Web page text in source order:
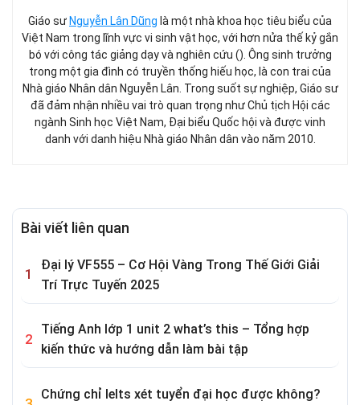
Giáo sư Nguyễn Lân Dũng là một nhà khoa học tiêu biểu của
Việt Nam trong lĩnh vực vi sinh vật học, với hơn nửa thế kỷ gắn
bó với công tác giảng dạy và nghiên cứu (). Ông sinh trưởng
trong một gia đình có truyền thống hiếu học, là con trai của
Nhà giáo Nhân dân Nguyễn Lân. Trong suốt sự nghiệp, Giáo sư
đã đảm nhận nhiều vai trò quan trọng như Chủ tịch Hội các
ngành Sinh học Việt Nam, Đại biểu Quốc hội và được vinh
danh với danh hiệu Nhà giáo Nhân dân vào năm 2010.
Bài viết liên quan
Đại lý VF555 – Cơ Hội Vàng Trong Thế Giới Giải
Trí Trực Tuyến 2025
Tiếng Anh lớp 1 unit 2 what’s this – Tổng hợp
kiến thức và hướng dẫn làm bài tập
Chứng chỉ Ielts xét tuyển đại học được không?